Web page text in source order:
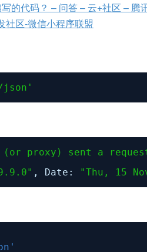
的代码？ – 问答 – 云+社区 – 腾
社区-微信小程序联盟
json'
(or proxy) sent a
, Date: "Thu, 15